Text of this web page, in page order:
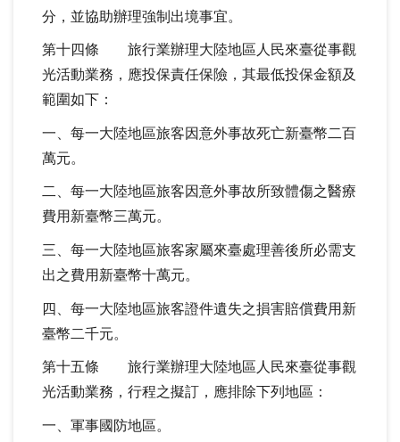
分，並協助辦理強制出境事宜。
第十四條 旅行業辦理大陸地區人民來臺從事觀
光活動業務，應投保責任保險，其最低投保金額及
範圍如下：
一、每一大陸地區旅客因意外事故死亡新臺幣二百
萬元。
二、每一大陸地區旅客因意外事故所致體傷之醫療
費用新臺幣三萬元。
三、每一大陸地區旅客家屬來臺處理善後所必需支
出之費用新臺幣十萬元。
四、每一大陸地區旅客證件遺失之損害賠償費用新
臺幣二千元。
第十五條 旅行業辦理大陸地區人民來臺從事觀
光活動業務，行程之擬訂，應排除下列地區：
一、軍事國防地區。